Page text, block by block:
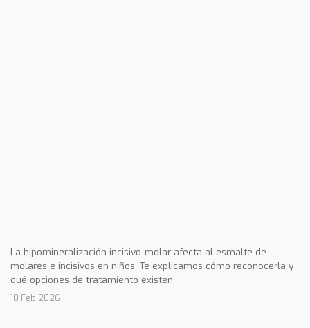
La hipomineralización incisivo-molar afecta al esmalte de
molares e incisivos en niños. Te explicamos cómo reconocerla y
qué opciones de tratamiento existen.
10 Feb 2026